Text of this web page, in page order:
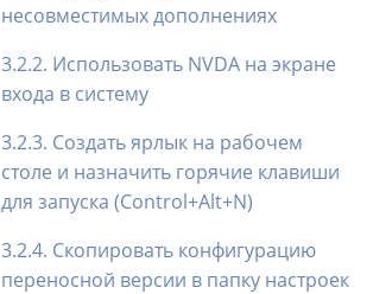
несовместимых дополнениях
3.2.2. Использовать NVDA на экране
входа в систему
3.2.3. Создать ярлык на рабочем
столе и назначить горячие клавиши
для запуска (Control+Alt+N)
3.2.4. Скопировать конфигурацию
переносной версии в папку настроек